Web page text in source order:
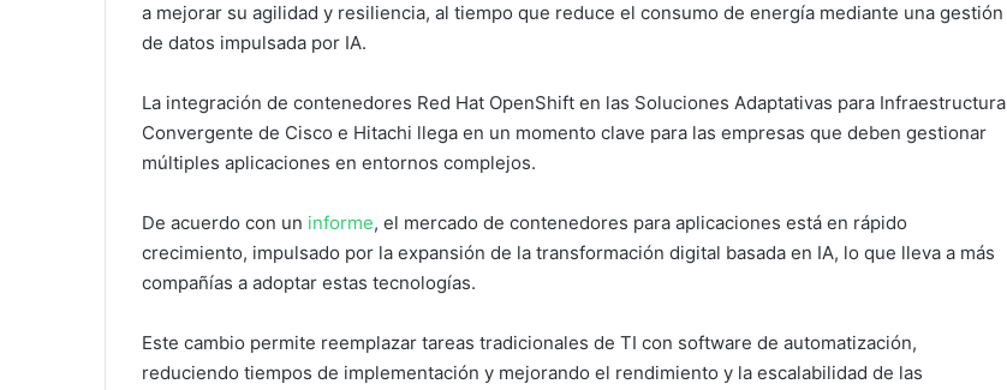
a mejorar su agilidad y resiliencia, al tiempo que reduce el consumo de energía mediante una gestión
de datos impulsada por IA.
La integración de contenedores Red Hat OpenShift en las Soluciones Adaptativas para Infraestructura
Convergente de Cisco e Hitachi llega en un momento clave para las empresas que deben gestionar
múltiples aplicaciones en entornos complejos.
De acuerdo con un informe, el mercado de contenedores para aplicaciones está en rápido
crecimiento, impulsado por la expansión de la transformación digital basada en IA, lo que lleva a más
compañías a adoptar estas tecnologías.
Este cambio permite reemplazar tareas tradicionales de TI con software de automatización,
reduciendo tiempos de implementación y mejorando el rendimiento y la escalabilidad de las